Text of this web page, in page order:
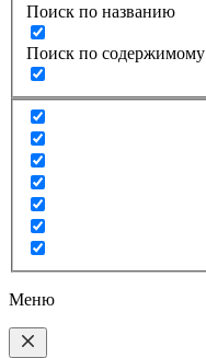
Поиск по названию
Поиск по содержимому
Меню